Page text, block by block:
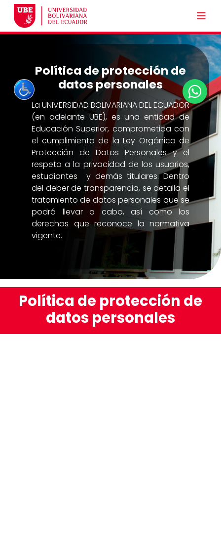
Política de protección de
datos personales
La UNIVERSIDAD BOLIVARIANA DEL ECUADOR
(en adelante UBE), es una entidad de
Educación Superior, comprometida con
el cumplimiento de la Ley Orgánica de
Protección de Datos Personales y el
respeto a la privacidad de los usuarios,
estudiantes y demás titulares. Dentro
del deber de transparencia, se detalla el
tratamiento de datos personales que se
podrá llevar a cabo, así como los
derechos que reconoce la normativa
vigente.
Política de protección de
datos personales